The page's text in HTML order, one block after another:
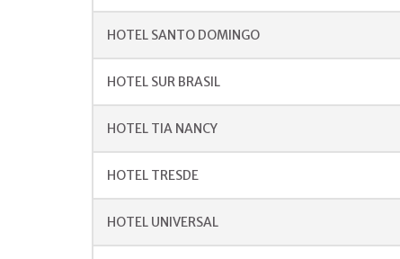
HOTEL SANTO DOMINGO
HOTEL SUR BRASIL
HOTEL TIA NANCY
HOTEL TRESDE
HOTEL UNIVERSAL